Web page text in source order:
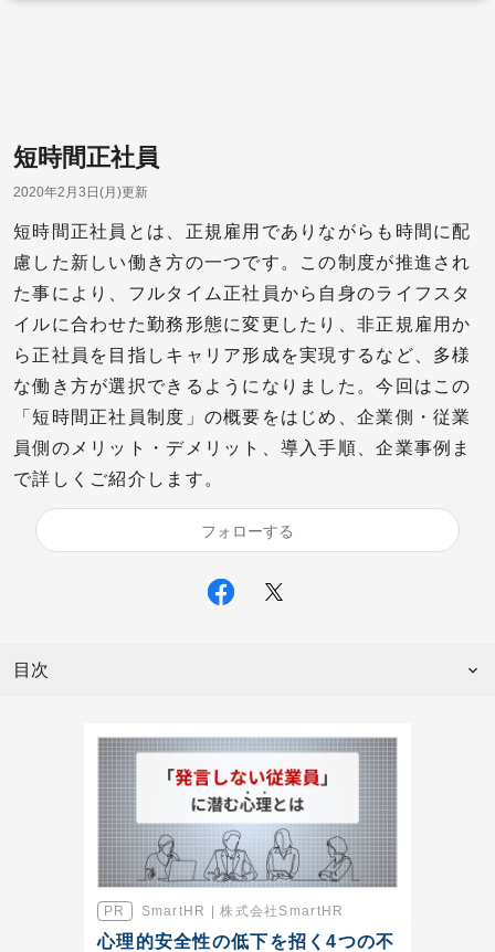
短時間正社員
2020年2月3日(月)更新
短時間正社員とは、正規雇用でありながらも時間に配
慮した新しい働き方の一つです。この制度が推進され
た事により、フルタイム正社員から自身のライフスタ
イルに合わせた勤務形態に変更したり、非正規雇用か
ら正社員を目指しキャリア形成を実現するなど、多様
な働き方が選択できるようになりました。今回はこの
「短時間正社員制度」の概要をはじめ、企業側・従業
員側のメリット・デメリット、導入手順、企業事例ま
で詳しくご紹介します。
フォローする
目次
SmartHR | 株式会社SmartHR
心理的安全性の低下を招く4つの不